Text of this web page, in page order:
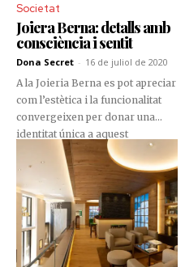
Societat
Joiera Berna: detalls amb
consciència i sentit
Dona Secret - 16 de juliol de 2020
A la Joieria Berna es pot apreciar
com l’estètica i la funcionalitat
convergeixen per donar una
identitat única a aquest
establiment de luxe.